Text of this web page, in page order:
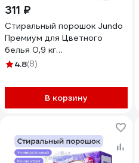
311 ₽
Стиральный порошок Jundo
Премиум для Цветного
белья 0,9 кг
4903720020104
4.8(8)
В корзину